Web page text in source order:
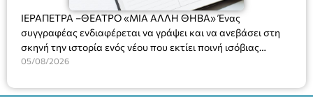
ΙΕΡΑΠΕΤΡΑ –ΘΕΑΤΡΟ «ΜΙΑ ΑΛΛΗ ΘΗΒΑ» Ένας
συγγραφέας ενδιαφέρεται να γράψει και να ανεβάσει στη
σκηνή την ιστορία ενός νέου που εκτίει ποινή ισόβιας
κάθειρξης για πατροκτονία. Ένα πολυβραβευμένο έργο για
ασθένεια, τον ερωτισμό. Ένα έργο αινιγματικό, συγκινητικό,
05/08/2026